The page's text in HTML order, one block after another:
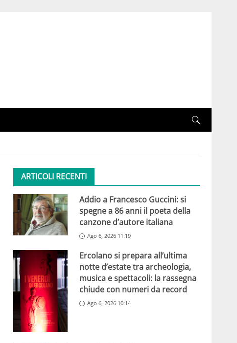
ARTICOLI RECENTI
Addio a Francesco Guccini: si
spegne a 86 anni il poeta della
canzone d’autore italiana
Ago 6, 2026 11:19
Ercolano si prepara all’ultima
notte d’estate tra archeologia,
musica e spettacoli: la rassegna
chiude con numeri da record
Ago 6, 2026 10:14